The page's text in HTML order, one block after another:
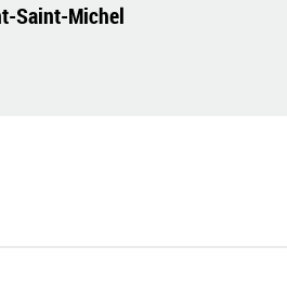
Saint-Michel